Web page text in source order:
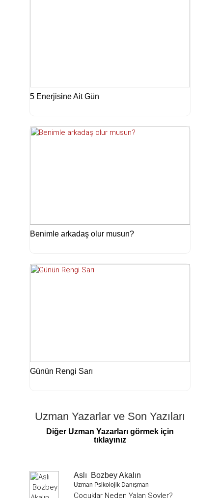
5 Enerjisine Ait Gün
Benimle arkadaş olur musun?
Günün Rengi Sarı
Uzman Yazarlar ve Son Yazıları
Diğer Uzman Yazarları görmek için
tıklayınız
Aslı Bozbey Akalın
Uzman Psikolojik Danışman
Çocuklar Neden Yalan Söyler?